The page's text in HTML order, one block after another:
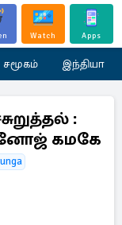
Watch Apps
சமூகம் இந்தியா
:
கமகே